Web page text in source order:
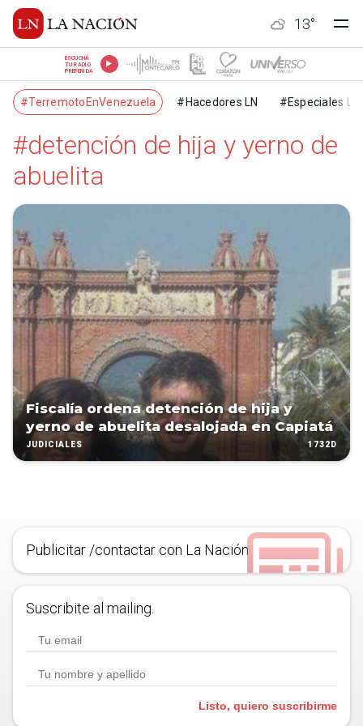
13°
ESCUCHÁ
TU RADIO
PREFERIDA
#TerremotoEnVenezuela #Hacedores LN #Especiales LN
#detención de hija y yerno de
abuelita
Fiscalía ordena detención de hija y
yerno de abuelita desalojada en Capiatá
JUDICIALES 1732D
Publicitar /contactar con La Nación
Suscribite al mailing.
Listo, quiero suscribirme